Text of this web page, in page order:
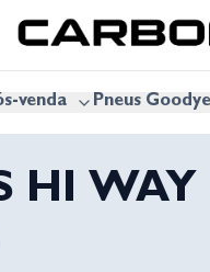
venda Pneus
HI WAY